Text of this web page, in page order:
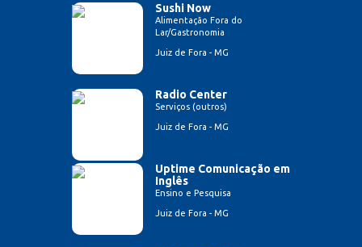
Sushi Now
Alimentação Fora do
Lar/Gastronomia
Juiz de Fora - MG
Radio Center
Serviços (outros)
Juiz de Fora - MG
Uptime Comunicação em
Inglês
Ensino e Pesquisa
Juiz de Fora - MG